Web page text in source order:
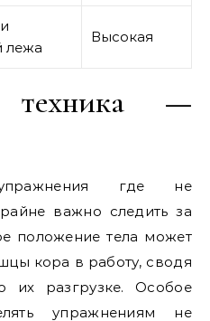
лежа
Высокая
техника —
где не
важно следить за
положение тела может
кора в работу, сводя
их разгрузке. Особое
упражнениям не